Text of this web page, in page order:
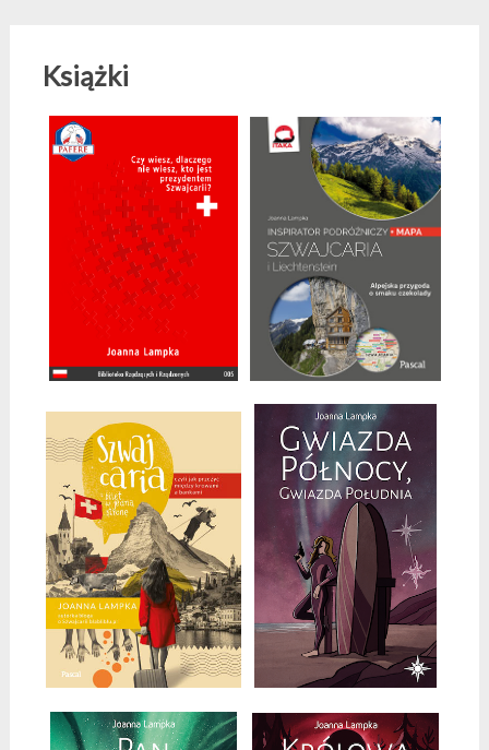
Książki